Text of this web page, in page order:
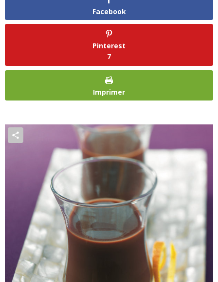
Facebook
Pinterest
7
Imprimer